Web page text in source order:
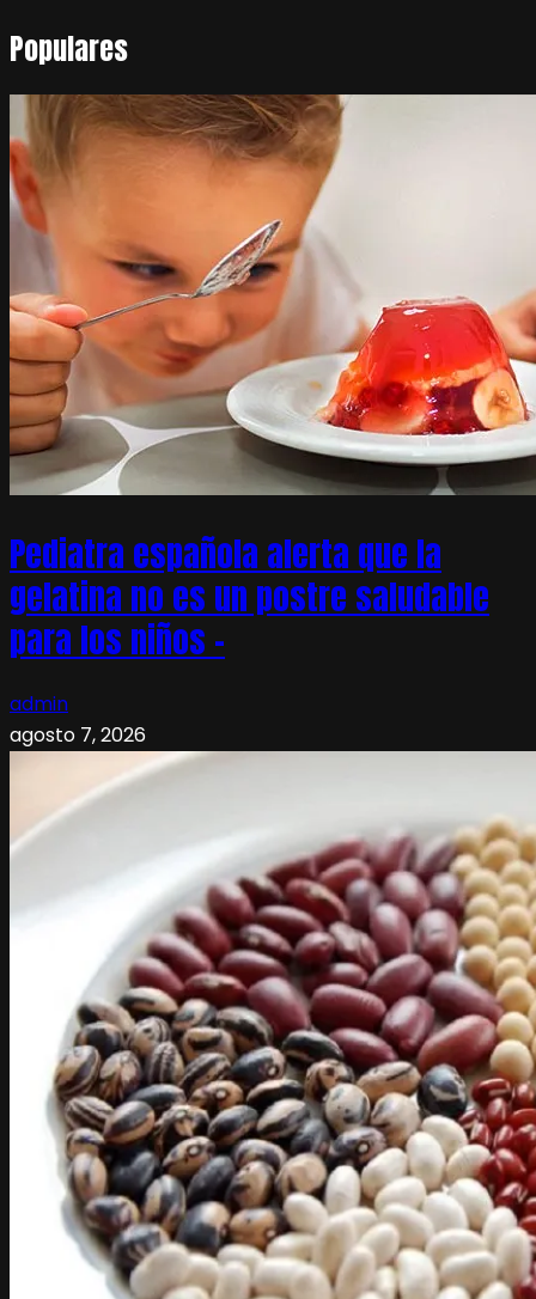
Populares
Pediatra española alerta que la
gelatina no es un postre saludable
para los niños –
admin
agosto 7, 2026